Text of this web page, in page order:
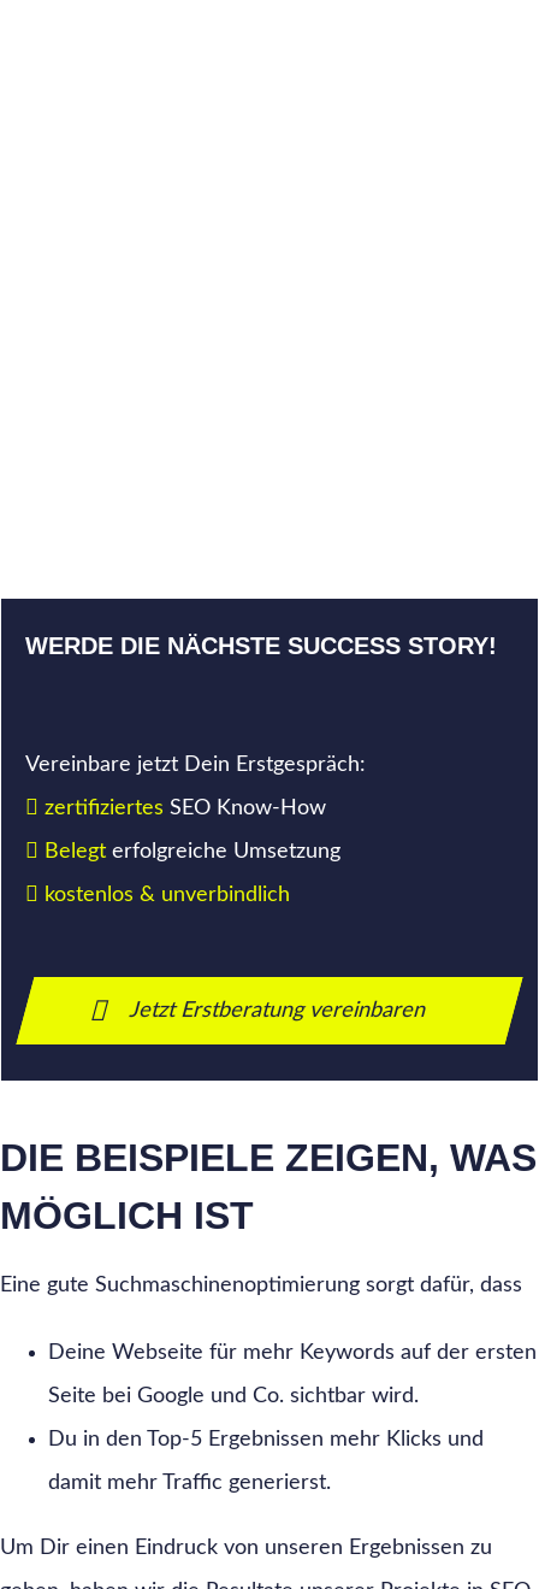
WERDE DIE NÄCHSTE SUCCESS STORY!
Vereinbare jetzt Dein Erstgespräch:
zertifiziertes SEO Know-How
Belegt erfolgreiche Umsetzung
kostenlos & unverbindlich
Jetzt Erstberatung vereinbaren
DIE BEISPIELE ZEIGEN, WAS
MÖGLICH IST
Eine gute Suchmaschinenoptimierung sorgt dafür, dass
Deine Webseite für mehr Keywords auf der ersten
Seite bei Google und Co. sichtbar wird.
Du in den Top-5 Ergebnissen mehr Klicks und
damit mehr Traffic generierst.
Um Dir einen Eindruck von unseren Ergebnissen zu